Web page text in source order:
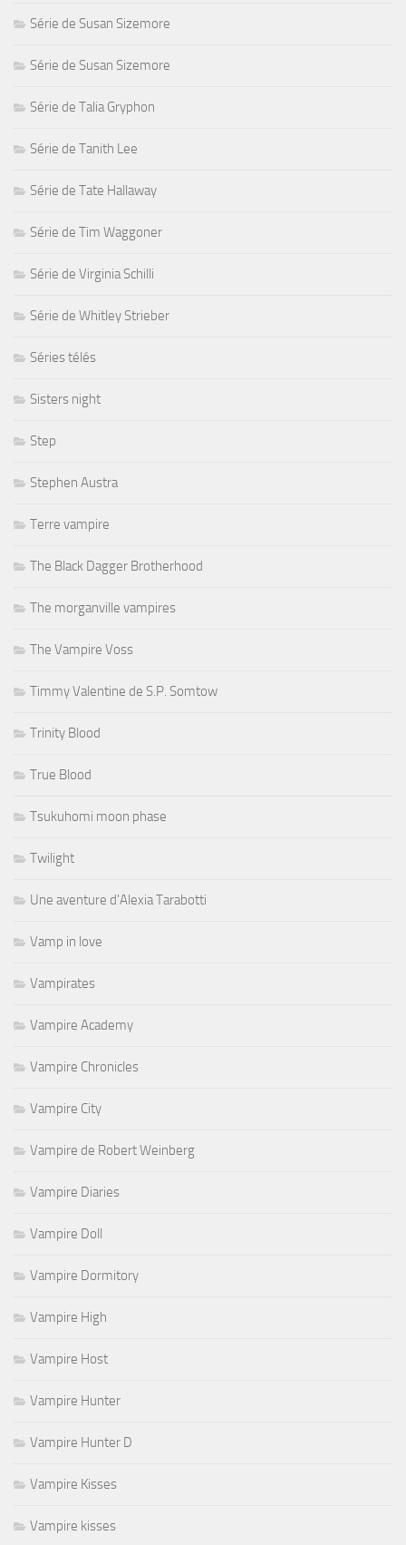
Série de Susan Sizemore
Série de Susan Sizemore
Série de Talia Gryphon
Série de Tanith Lee
Série de Tate Hallaway
Série de Tim Waggoner
Série de Virginia Schilli
Série de Whitley Strieber
Séries télés
Sisters night
Step
Stephen Austra
Terre vampire
The Black Dagger Brotherhood
The morganville vampires
The Vampire Voss
Timmy Valentine de S.P. Somtow
Trinity Blood
True Blood
Tsukuhomi moon phase
Twilight
Une aventure d'Alexia Tarabotti
Vamp in love
Vampirates
Vampire Academy
Vampire Chronicles
Vampire City
Vampire de Robert Weinberg
Vampire Diaries
Vampire Doll
Vampire Dormitory
Vampire High
Vampire Host
Vampire Hunter
Vampire Hunter D
Vampire Kisses
Vampire kisses